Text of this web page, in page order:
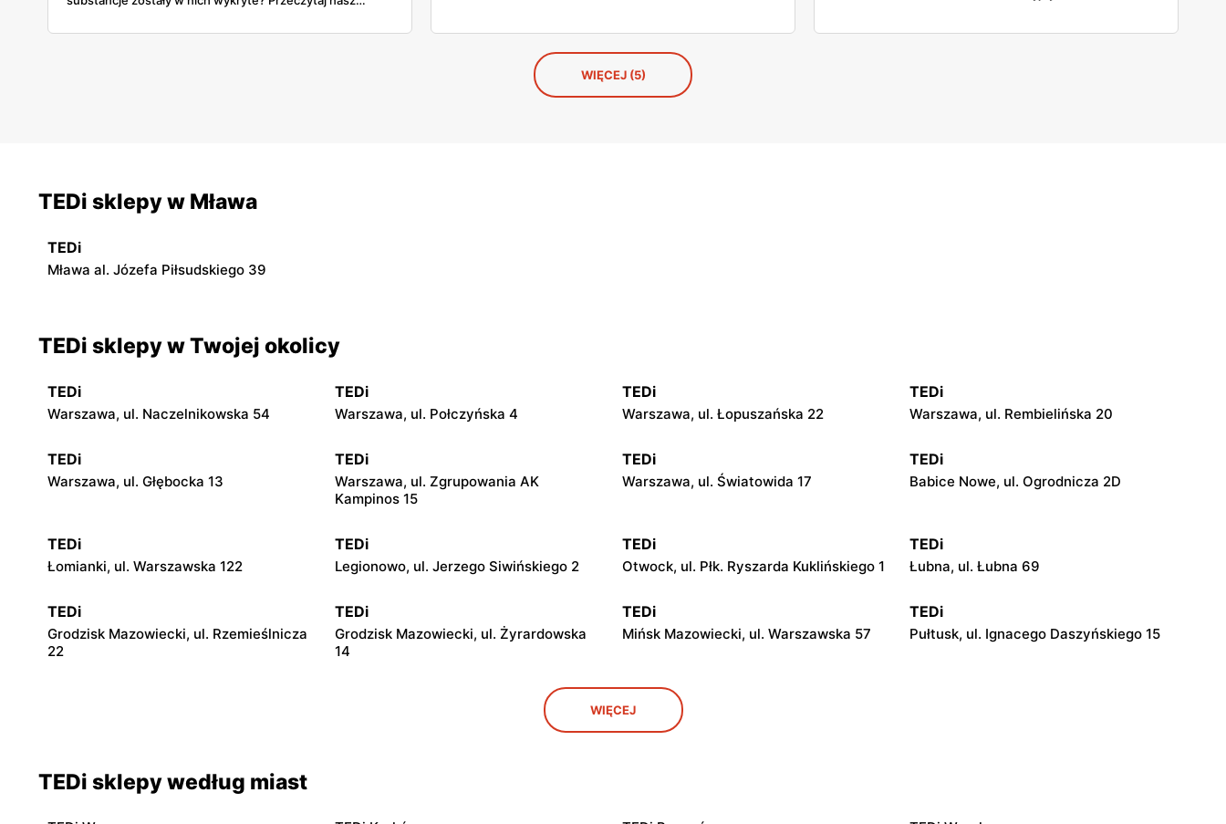
WIĘCEJ (5)
TEDi sklepy w Mława
TEDi
Mława al. Józefa Piłsudskiego 39
TEDi sklepy w Twojej okolicy
TEDi
Warszawa, ul. Naczelnikowska 54
TEDi
Warszawa, ul. Połczyńska 4
TEDi
Warszawa, ul. Łopuszańska 22
TEDi
Warszawa, ul. Rembielińska 20
TEDi
Warszawa, ul. Głębocka 13
TEDi
Warszawa, ul. Zgrupowania AK
Kampinos 15
TEDi
Warszawa, ul. Światowida 17
TEDi
Babice Nowe, ul. Ogrodnicza 2D
TEDi
Łomianki, ul. Warszawska 122
TEDi
Legionowo, ul. Jerzego Siwińskiego 2
TEDi
Otwock, ul. Płk. Ryszarda Kuklińskiego 1
TEDi
Łubna, ul. Łubna 69
TEDi
Grodzisk Mazowiecki, ul. Rzemieślnicza
22
TEDi
Grodzisk Mazowiecki, ul. Żyrardowska
14
TEDi
Mińsk Mazowiecki, ul. Warszawska 57
TEDi
Pułtusk, ul. Ignacego Daszyńskiego 15
Rawa Mazowiecka, ul. Targowa 8
Łowicz, ul. Władysława Broniewskiego
11
TEDi
WIĘCEJ
TEDi sklepy według miast